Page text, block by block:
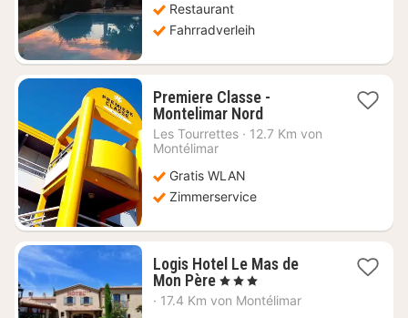
Restaurant
Fahrradverleih
Premiere Classe -
Montelimar Nord1
Nacht
Les Tourrettes · 12.7 Km von
Montélimar
Gratis WLAN
Zimmerservice
Logis Hotel Le Mas de
Mon Père1
Nacht
, 3 Sterne
· 17.4 Km von Montélimar